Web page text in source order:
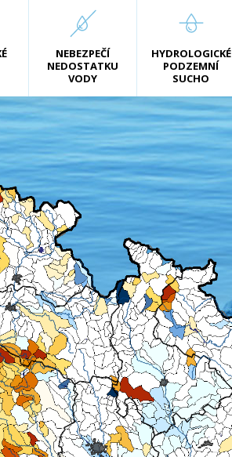
NEBEZPEČÍ
NEDOSTATKU
VODY
HYDROLOGICKÉ
PODZEMNÍ
SUCHO